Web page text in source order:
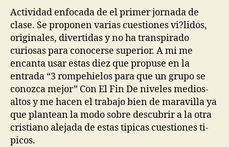
Actividad enfocada de el primer jornada de
clase. Se proponen varias cuestiones vi?lidos,
originales, divertidas y no ha transpirado
curiosas para conocerse superior. A mi me
encanta usar estas diez que propuse en la
entrada “3 rompehielos para que un grupo se
conozca mejor” Con El Fin De niveles medios-
altos y me hacen el trabajo bien de maravilla ya
que plantean la modo sobre descubrir a la otra
cristiano alejada de estas tipicas cuestiones ti­
picos.